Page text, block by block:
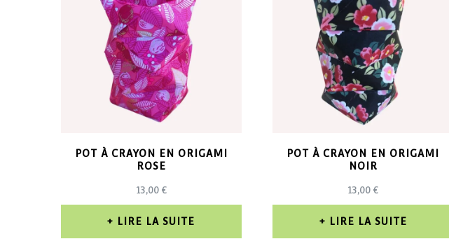
POT À CRAYON EN ORIGAMI
ROSE
13,00 €
LIRE LA SUITE
POT À CRAYON EN ORIGAMI
NOIR
13,00€
LIRE LA SUITE